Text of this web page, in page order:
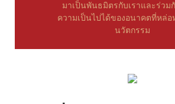
มาเป็นพันธมิตรกับเราและร่วม
ความเป็นไปได้ของอนาคตที่หล่อ
นวัตกรรม